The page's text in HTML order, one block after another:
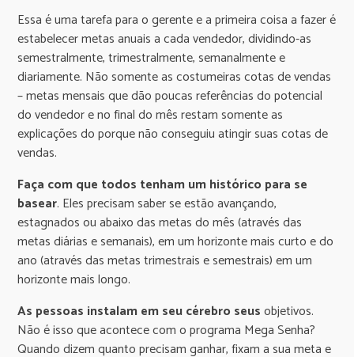
Essa é uma tarefa para o gerente e a primeira coisa a fazer é
estabelecer metas anuais a cada vendedor, dividindo-as
semestralmente, trimestralmente, semanalmente e
diariamente. Não somente as costumeiras cotas de vendas
– metas mensais que dão poucas referências do potencial
do vendedor e no final do mês restam somente as
explicações do porque não conseguiu atingir suas cotas de
vendas.
Faça com que todos tenham um histórico para se
basear. Eles precisam saber se estão avançando,
estagnados ou abaixo das metas do mês (através das
metas diárias e semanais), em um horizonte mais curto e do
ano (através das metas trimestrais e semestrais) em um
horizonte mais longo.
As pessoas instalam em seu cérebro seusobjetivos.
Não é isso que acontece com o programa Mega Senha?
Quando dizem quanto precisam ganhar, fixam a sua meta e